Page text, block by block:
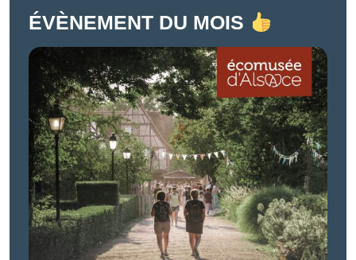
ÉVÈNEMENT DU MOIS